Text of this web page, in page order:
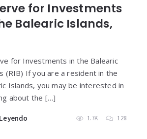
for Investments
Balearic Islands,
for Investments in the Balearic
(RIB) If you are a resident in the
Islands, you may be interested in
about the […]
1.7K 128